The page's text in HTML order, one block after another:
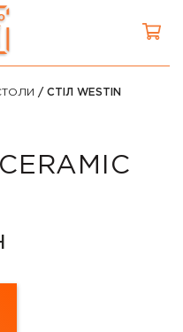
/ СТІЛ WESTIN